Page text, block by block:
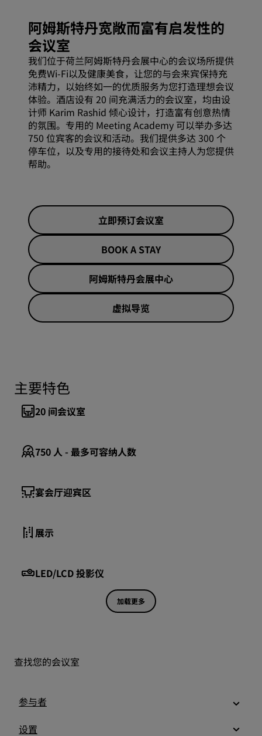
阿姆斯特丹宽敞而富有启发性的
会议室
我们位于荷兰阿姆斯特丹会展中心的会议场所提供
免费Wi-Fi以及健康美食，让您的与会来宾保持充
沛精力，以始终如一的优质服务为您打造理想会议
体验。酒店设有 20 间充满活力的会议室，均由设
计师 Karim Rashid 倾心设计，打造富有创意热情
的氛围。专用的 Meeting Academy 可以举办多达
750 位宾客的会议和活动。我们提供多达 300 个
停车位，以及专用的接待处和会议主持人为您提供
帮助。
立即预订会议室
BOOK A STAY
阿姆斯特丹会展中心
虚拟导览
主要特色
20 间会议室
750 人 - 最多可容纳人数
宴会厅迎宾区
展示
LED/LCD 投影仪
加载更多
查找您的会议室
参与者
设置